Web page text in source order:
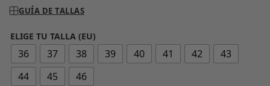
GUÍA DE TALLAS
ELIGE TU TALLA (EU)
36 37 38 39 40 41 42
43
44
45 46